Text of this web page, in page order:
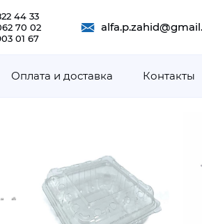
44 33
70 02
01 67
Оплата и доставка Контакты